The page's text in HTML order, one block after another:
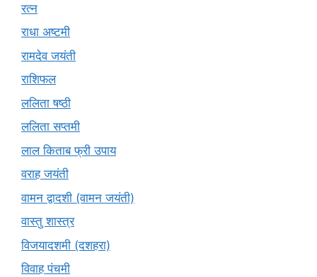
रत्न
राधा अष्टमी
रामदेव जयंती
राशिफल
ललिता षष्ठी
ललिता सप्तमी
लाल किताब फ्री उपाय
वराह जयंती
वामन द्वादशी (वामन जयंती)
वास्तु शास्त्र
विजयादशमी (दशहरा)
विवाह पंचमी